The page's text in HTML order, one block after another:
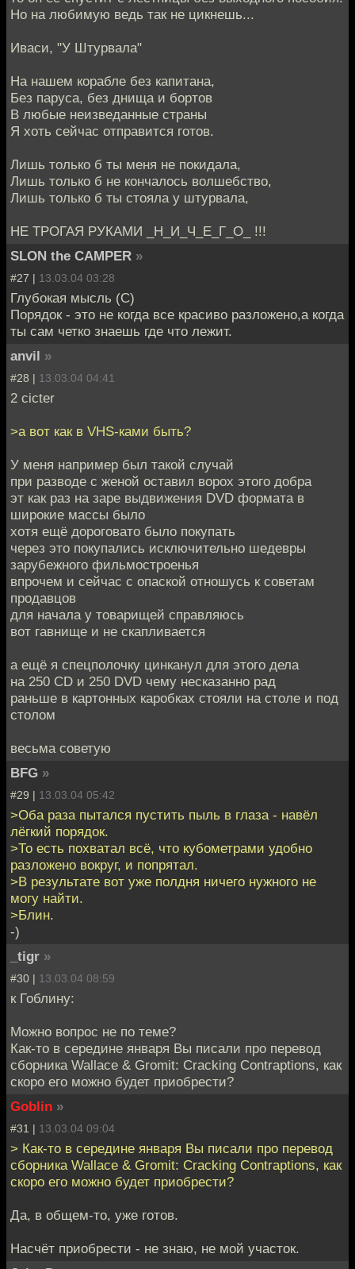
Но на любимую ведь так не цикнешь...
Иваси, "У Штурвала"
На нашем корабле без капитана,
Без паруса, без днища и бортов
В любые неизведанные страны
Я хоть сейчас отправится готов.
Лишь только б ты меня не покидала,
Лишь только б не кончалось волшебство,
Лишь только б ты стояла у штурвала,
НЕ ТРОГАЯ РУКАМИ _Н_И_Ч_Е_Г_О_ !!!
SLON the CAMPER »
#27 | 13.03.04 03:28
Глубокая мысль (C)
Порядок - это не когда все красиво разложено,а когда
ты сам четко знаешь где что лежит.
anvil »
#28 | 13.03.04 04:41
2 cicter
>а вот как в VHS-ками быть?
У меня например был такой случай
при разводе с женой оставил ворох этого добра
эт как раз на заре выдвижения DVD формата в
широкие массы было
хотя ещё дороговато было покупать
через это покупались исключительно шедевры
зарубежного фильмостроенья
впрочем и сейчас с опаской отношусь к советам
продавцов
для начала у товарищей справляюсь
вот гавнище и не скапливается
а ещё я спецполочку цинканул для этого дела
на 250 СD и 250 DVD чему несказанно рад
раньше в картонных каробках стояли на столе и под
столом
весьма советую
BFG »
#29 | 13.03.04 05:42
>Оба раза пытался пустить пыль в глаза - навёл
лёгкий порядок.
>То есть похватал всё, что кубометрами удобно
разложено вокруг, и попрятал.
>В результате вот уже полдня ничего нужного не
могу найти.
>Блин.
-)
_tigr »
#30 | 13.03.04 08:59
к Гоблину:
Можно вопрос не по теме?
Как-то в середине января Вы писали про перевод
сборника Wallace & Gromit: Cracking Contraptions, как
скоро его можно будет приобрести?
Goblin »
#31 | 13.03.04 09:04
> Как-то в середине января Вы писали про перевод
сборника Wallace & Gromit: Cracking Contraptions, как
скоро его можно будет приобрести?
Да, в общем-то, уже готов.
Насчёт приобрести - не знаю, не мой участок.